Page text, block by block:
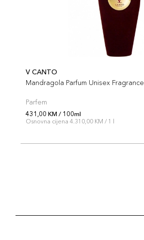
V CANTO
Mandragola Parfum Unisex Fragrance
Parfem
431,00 KM / 100ml
Osnovna cijena 4.310,00 KM / 1 l